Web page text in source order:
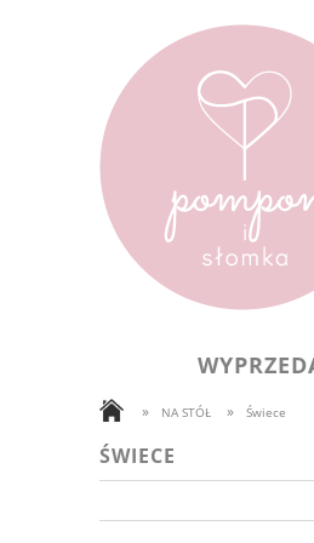
» NA STÓŁ » Świece
ŚWIECE